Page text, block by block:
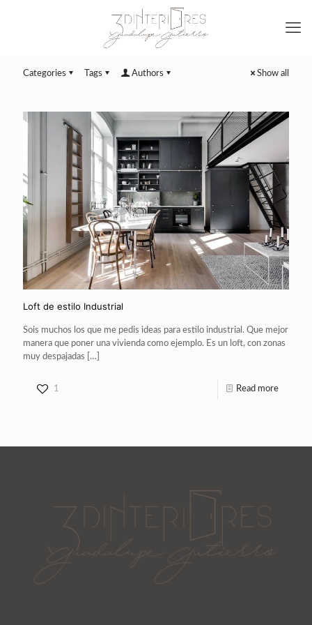
Categories Tags Authors Show all
Loft de estilo Industrial
Sois muchos los que me pedis ideas para estilo industrial. Que mejor
manera que poner una vivienda como ejemplo. Es un loft, con zonas
muy despajadas […]
1 Read more